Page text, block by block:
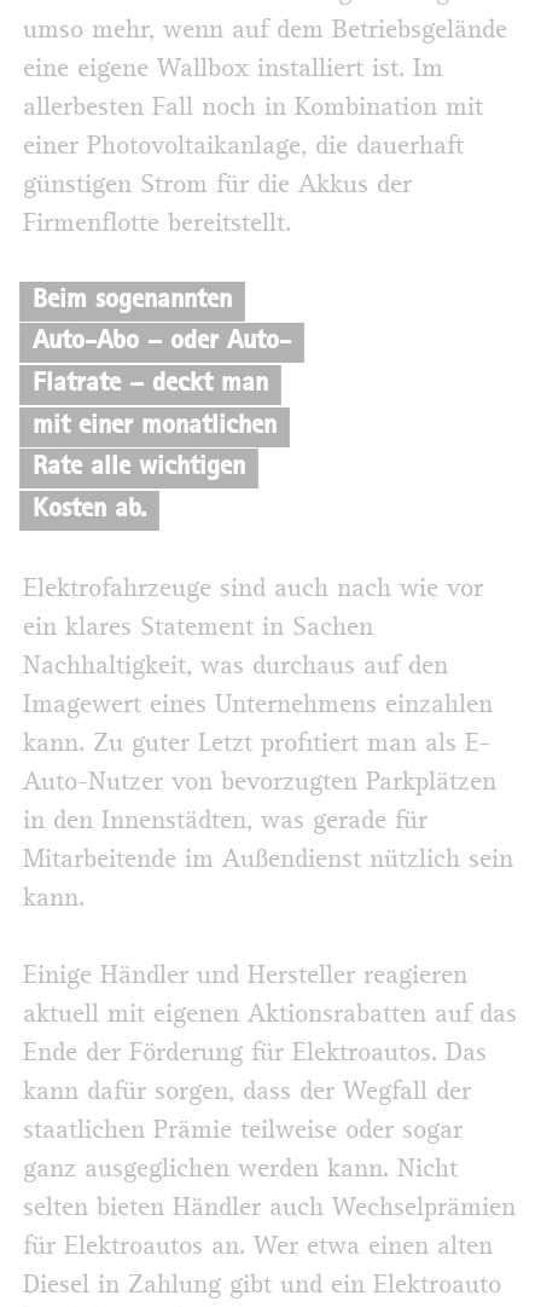
umso mehr, wenn auf dem Betriebsgelände
eine eigene Wallbox installiert ist. Im
allerbesten Fall noch in Kombination mit
einer Photovoltaikanlage, die dauerhaft
günstigen Strom für die Akkus der
Firmenflotte bereitstellt.
Beim sogenannten
Auto-Abo – oder Auto-
Flatrate – deckt man
mit einer monatlichen
Rate alle wichtigen
Kosten ab.
Elektrofahrzeuge sind auch nach wie vor
ein klares Statement in Sachen
Nachhaltigkeit, was durchaus auf den
Imagewert eines Unternehmens einzahlen
kann. Zu guter Letzt profitiert man als E-
Auto-Nutzer von bevorzugten Parkplätzen
in den Innenstädten, was gerade für
Mitarbeitende im Außendienst nützlich sein
kann.
Einige Händler und Hersteller reagieren
aktuell mit eigenen Aktionsrabatten auf das
Ende der Förderung für Elektroautos. Das
kann dafür sorgen, dass der Wegfall der
staatlichen Prämie teilweise oder sogar
ganz ausgeglichen werden kann. Nicht
selten bieten Händler auch Wechselprämien
für Elektroautos an. Wer etwa einen alten
Diesel in Zahlung gibt und ein Elektroauto